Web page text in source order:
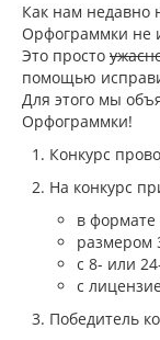
Как нам недавно
Орфограммки не
Это просто
помощью
Для этого мы
Орфограммки!
Конкурс
На конкурс
в
размером
с 8- или
с
Победитель